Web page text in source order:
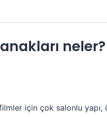
neler?
için çok salonlu